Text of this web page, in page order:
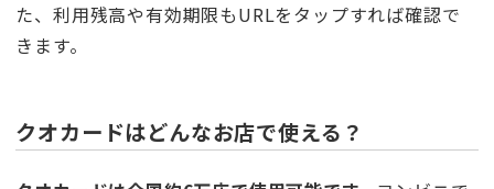
た、利用残高や有効期限もURLをタップすれば確認で
きます。
クオカードはどんなお店で使える？